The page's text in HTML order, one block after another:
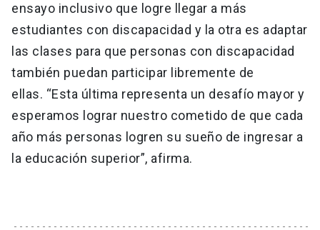
ensayo inclusivo que logre llegar a más
estudiantes con discapacidad y la otra es adaptar
las clases para que personas con discapacidad
también puedan participar libremente de
ellas. “Esta última representa un desafío mayor y
esperamos lograr nuestro cometido de que cada
año más personas logren su sueño de ingresar a
la educación superior”, afirma.